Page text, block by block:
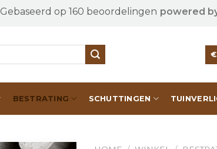
Gebaseerd op 160 beoordelingen powered
€
BESTRATING SCHUTTINGEN